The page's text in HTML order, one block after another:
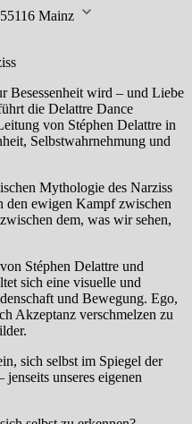
Mainz
Besessenheit wird – und Liebe
die Delattre Dance
von Stéphen Delattre in
Selbstwahrnehmung und
Mythologie des Narziss
den ewigen Kampf zwischen
dem, was wir sehen,
Stéphen Delattre und
sich eine visuelle und
und Bewegung. Ego,
Akzeptanz verschmelzen zu
sich selbst im Spiegel der
unseres eigenen